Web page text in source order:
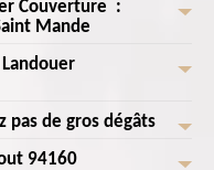
la réparation de toiture ?
et son équipe de
en cas d’urgence ou
réparation de toiture : tuile
une toiture saine et bien
sommes installés sur Saint
Couverture :
Mande
: réparation de toiture,
commerciaux doivent être
pour nos clients résidentiels,
savent par expérience
l'urgence des problèmes
intervenir rapidement pour
pas de gros dégâts
fissure de tuile sur votre
94160